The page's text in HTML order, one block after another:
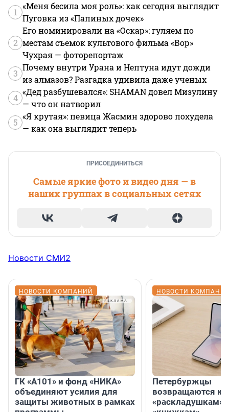
1
«Меня бесила моя роль»: как сегодня выглядит
Пуговка из «Папиных дочек»
2
Его номинировали на «Оскар»: гуляем по
местам съемок культового фильма «Вор»
Чухрая — фоторепортаж
3
Почему внутри Урана и Нептуна идут дожди
из алмазов? Разгадка удивила даже ученых
4
«Дед разбушевался»: SHAMAN довел Мизулину
— что он натворил
5
«Я крутая»: певица Жасмин здорово похудела
— как она выглядит теперь
ПРИСОЕДИНИТЬСЯ
Самые яркие фото и видео дня — в
наших группах в социальных сетях
Новости СМИ2
НОВОСТИ КОМПАНИЙ
ГК «А101» и фонд «НИКА»
объединяют усилия для
защиты животных в рамках
НОВОСТИ
Петербуржцы
возвращаются к
«раскладушкам»